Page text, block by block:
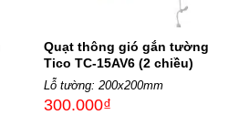
Quạt thông gió gắn tường
Tico TC-15AV6 (2 chiều)
Lỗ tường: 200x200mm
300.000₫